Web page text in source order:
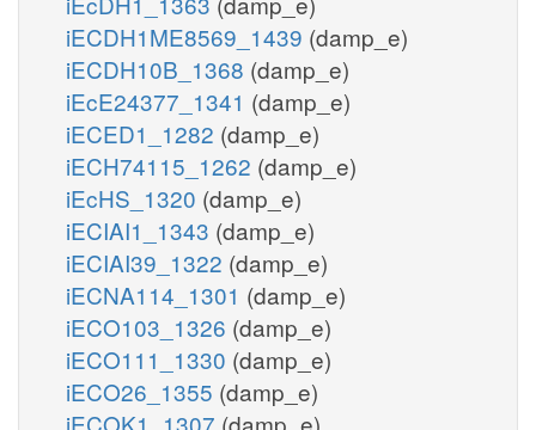
iECDH1ME8569_1439 (damp_e)
iECDH10B_1368 (damp_e)
iEcE24377_1341 (damp_e)
iECED1_1282 (damp_e)
iECH74115_1262 (damp_e)
iEcHS_1320 (damp_e)
iECIAI1_1343 (damp_e)
iECIAI39_1322 (damp_e)
iECNA114_1301 (damp_e)
iECO103_1326 (damp_e)
iECO111_1330 (damp_e)
iECO26_1355 (damp_e)
iECOK1_1307 (damp_e)